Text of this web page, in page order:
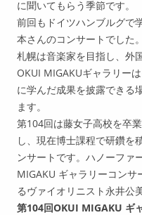
に聞いてもらう季節です。
前回もドイツハンブルグで
本さんのコンサートでした。
札幌は音楽家を目指し、外
OKUI MIGAKUギャラリー
に学んだ成果を披露できる
ます。
第104回は藤女子高校を卒
し、現在博士課程で研鑽を
ンサートです。ハノーファ
MIGAKU ギャラリーコン
るヴァイオリニスト永井公
第104回OKUI MIGAKU ギ